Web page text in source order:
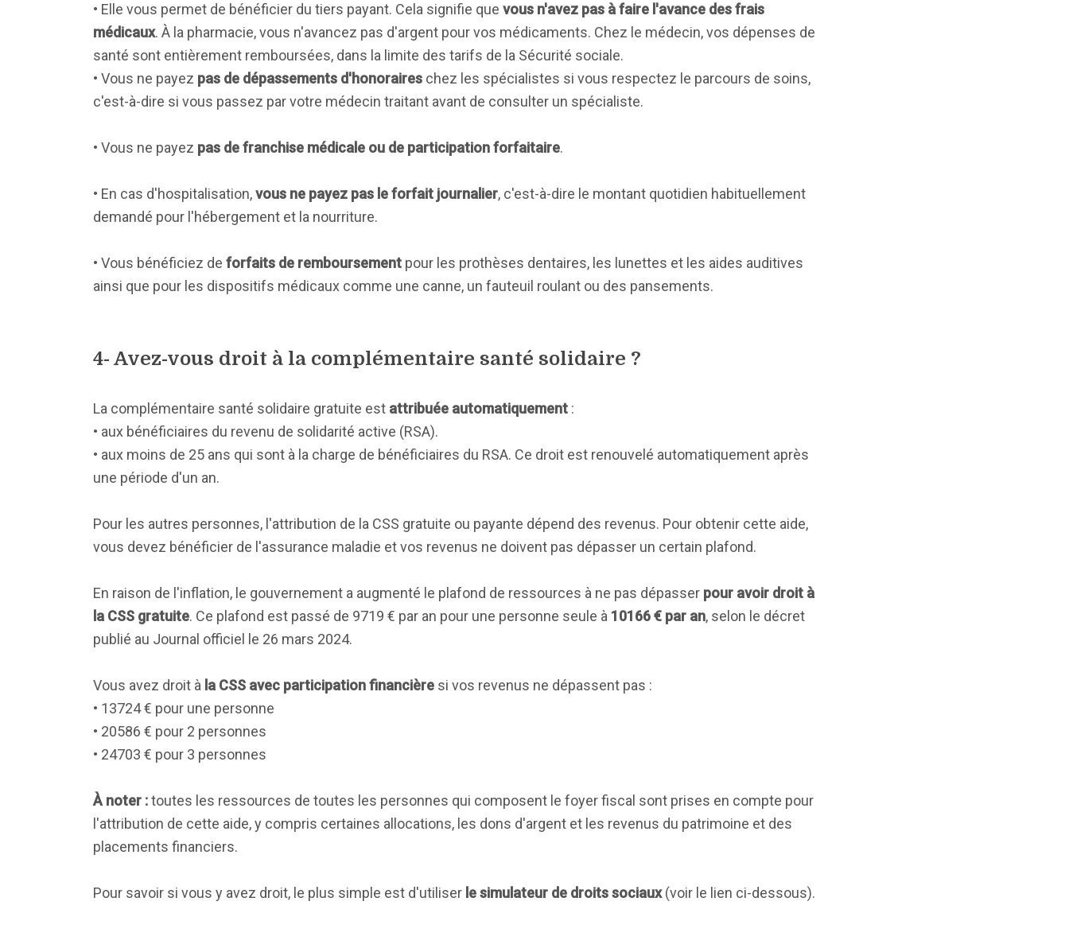
• Elle vous permet de bénéficier du tiers payant. Cela signifie que vous n'avez pas à faire l'avance des frais
médicaux. À la pharmacie, vous n'avancez pas d'argent pour vos médicaments. Chez le médecin, vos dépenses de
santé sont entièrement remboursées, dans la limite des tarifs de la Sécurité sociale.
• Vous ne payez pas de dépassements d'honoraires chez les spécialistes si vous respectez le parcours de soins,
c'est-à-dire si vous passez par votre médecin traitant avant de consulter un spécialiste.
• Vous ne payez pas de franchise médicale ou de participation forfaitaire.
• En cas d'hospitalisation,vous ne payez pas le forfait journalier, c'est-à-dire le montant quotidien habituellement
demandé pour l'hébergement et la nourriture.
• Vous bénéficiez de forfaits de remboursement pour les prothèses dentaires, les lunettes et les aides auditives
ainsi que pour les dispositifs médicaux comme une canne, un fauteuil roulant ou des pansements.
4- Avez-vous droit à la complémentaire santé solidaire ?
La complémentaire santé solidaire gratuite est attribuée automatiquement :
• aux bénéficiaires du revenu de solidarité active (RSA).
• aux moins de 25 ans qui sont à la charge de bénéficiaires du RSA. Ce droit est renouvelé automatiquement après
une période d'un an.
Pour les autres personnes, l'attribution de la CSS gratuite ou payante dépend des revenus. Pour obtenir cette aide,
vous devez bénéficier de l'assurance maladie et vos revenus ne doivent pas dépasser un certain plafond.
En raison de l'inflation, le gouvernement a augmenté le plafond de ressources à ne pas dépasser pour avoir droit à
la CSS gratuite. Ce plafond est passé de 9719 € par an pour une personne seule à 10166 € par an, selon le décret
publié au Journal officiel le 26 mars 2024.
Vous avez droit à la CSS avec participation financière si vos revenus ne dépassent pas :
• 13724 € pour une personne
• 20586 € pour 2 personnes
• 24703 € pour 3 personnes
À noter :toutes les ressources de toutes les personnes qui composent le foyer fiscal sont prises en compte pour
l'attribution de cette aide, y compris certaines allocations, les dons d'argent et les revenus du patrimoine et des
placements financiers.
Pour savoir si vous y avez droit, le plus simple est d'utiliser le simulateur de droits sociaux(voir le lien ci-dessous).